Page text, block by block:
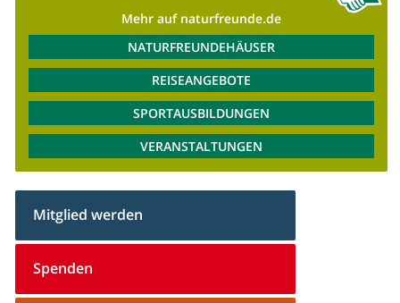
Mehr auf naturfreunde.de
NATURFREUNDEHÄUSER
REISEANGEBOTE
SPORTAUSBILDUNGEN
VERANSTALTUNGEN
Mitglied werden
Spenden